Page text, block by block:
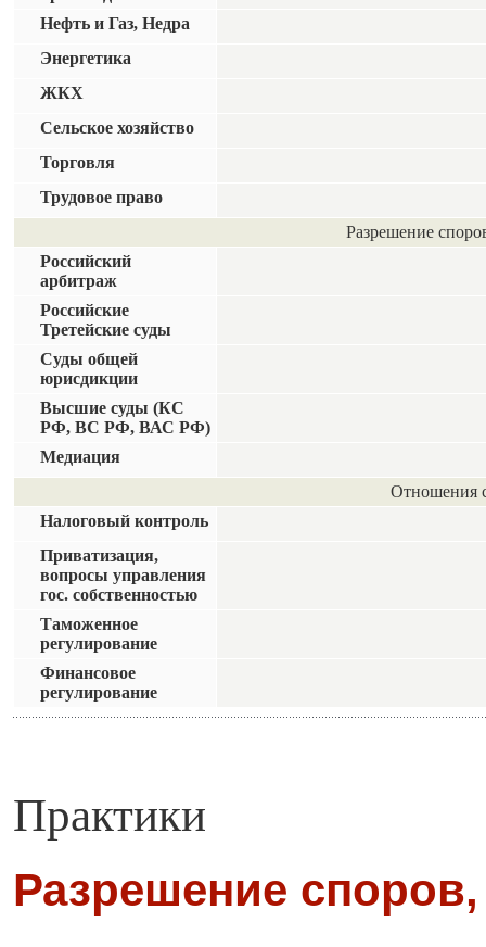
Нефть и Газ, Недра
Энергетика
ЖКХ
Сельское хозяйство
Торговля
Трудовое право
Разрешение
Российский
арбитраж
Российские
Третейские суды
Суды общей
юрисдикции
Высшие суды (КС
РФ, ВС РФ, ВАС РФ)
Медиация
Отношения
Налоговый контроль
Приватизация,
вопросы управления
гос. собственностью
Таможенное
регулирование
Финансовое
регулирование
Практики
Разрешение